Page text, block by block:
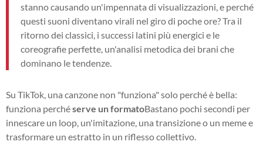
stanno causando un'impennata di visualizzazioni, e perché
questi suoni diventano virali nel giro di poche ore? Tra il
ritorno dei classici, i successi latini più energici e le
coreografie perfette, un'analisi metodica dei brani che
dominano le tendenze.
Su TikTok, una canzone non "funziona" solo perché è bella:
funziona perchéserve un formatoBastano pochi secondi per
innescare un loop, un'imitazione, una transizione o un meme e
trasformare un estratto in un riflesso collettivo.